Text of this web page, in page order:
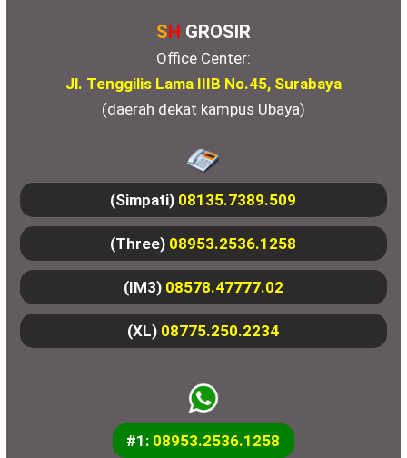
SH GROSIR
Office Center:
Jl. Tenggilis Lama IIIB No.45, Surabaya
(daerah dekat kampus Ubaya)
(Simpati) 08135.7389.509
(Three) 08953.2536.1258
(IM3) 08578.47777.02
(XL) 08775.250.2234
#1: 08953.2536.1258